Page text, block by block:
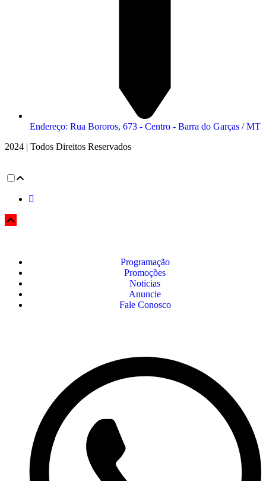
Endereço: Rua Bororos, 673 - Centro - Barra do Garças / MT
2024 | Todos Direitos Reservados
Programação
Promoções
Noticias
Anuncie
Fale Conosco